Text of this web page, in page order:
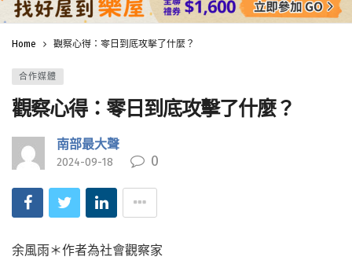
Home 觀察心得：零日到底攻擊了什麼？
合作媒體
觀察心得：零日到底攻擊了什麼？
南部最大聲
2024-09-18 0
余風雨＊作者為社會觀察家